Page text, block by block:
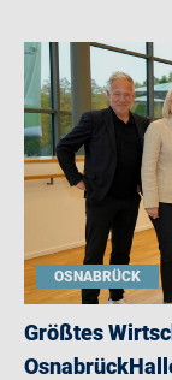
OSNABRÜCK
Größtes